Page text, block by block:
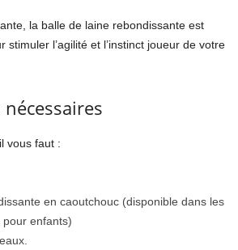
la balle de laine rebondissante est
stimuler l’agilité et l’instinct joueur de votre
vous faut :
en caoutchouc (disponible dans les
pour enfants)